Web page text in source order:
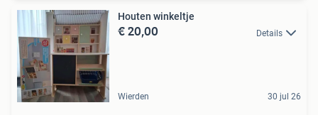
Houten winkeltje
€ 20,00 Details
Wierden 30 jul 26